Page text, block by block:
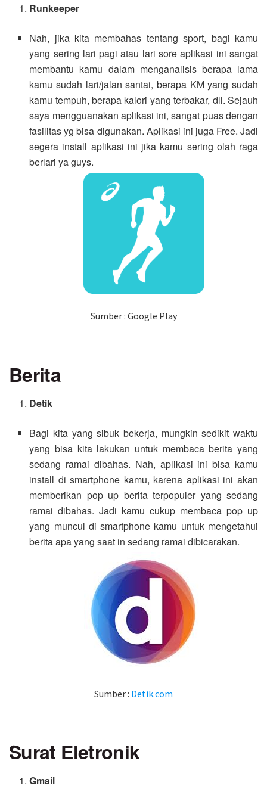
Runkeeper
Nah, jika kita membahas tentang sport, bagi kamu
yang sering lari pagi atau lari sore aplikasi ini sangat
membantu kamu dalam menganalisis berapa lama
kamu sudah lari/jalan santai, berapa KM yang sudah
kamu tempuh, berapa kalori yang terbakar, dll. Sejauh
saya mengguanakan aplikasi ini, sangat puas dengan
fasilitas yg bisa digunakan. Aplikasi ini juga Free. Jadi
segera install aplikasi ini jika kamu sering olah raga
berlari ya guys.
Sumber : Google Play
Berita
Detik
Bagi kita yang sibuk bekerja, mungkin sedikit waktu
yang bisa kita lakukan untuk membaca berita yang
sedang ramai dibahas. Nah, aplikasi ini bisa kamu
install di smartphone kamu, karena aplikasi ini akan
memberikan pop up berita terpopuler yang sedang
ramai dibahas. Jadi kamu cukup membaca pop up
yang muncul di smartphone kamu untuk mengetahui
berita apa yang saat in sedang ramai dibicarakan.
Sumber : Detik.com
Surat Eletronik
Gmail